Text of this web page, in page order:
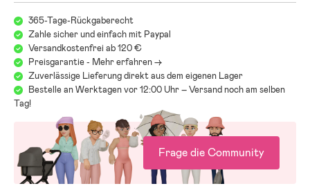
365-Tage-Rückgaberecht
Zahle sicher und einfach mit Paypal
Versandkostenfrei ab 120 €
Preisgarantie - Mehr erfahren ->
Zuverlässige Lieferung direkt aus dem eigenen Lager
Bestelle an Werktagen vor 12:00 Uhr – Versand noch am selben
Tag!
Frage die Community